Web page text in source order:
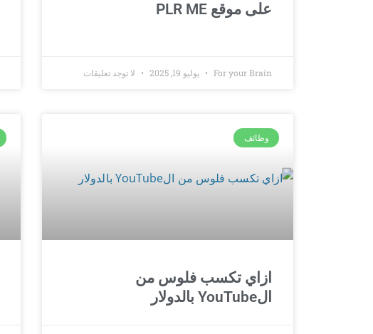
على موقع PLR ME
For your Brain يوليو 19, 2025 لا توجد تعليقات
وظائف
ازاي تكسب فلوس من
الYouTube بالدولار